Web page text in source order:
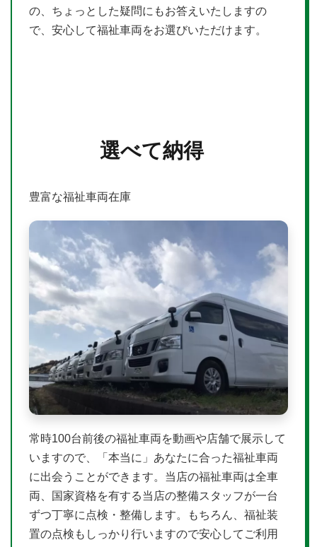
の、ちょっとした疑問にもお答えいたしますの
で、安心して福祉車両をお選びいただけます。
選べて納得
豊富な福祉車両在庫
常時100台前後の福祉車両を動画や店舗で展示して
いますので、「本当に」あなたに合った福祉車両
に出会うことができます。当店の福祉車両は全車
両、国家資格を有する当店の整備スタッフが一台
ずつ丁寧に点検・整備します。もちろん、福祉装
置の点検もしっかり行いますので安心してご利用